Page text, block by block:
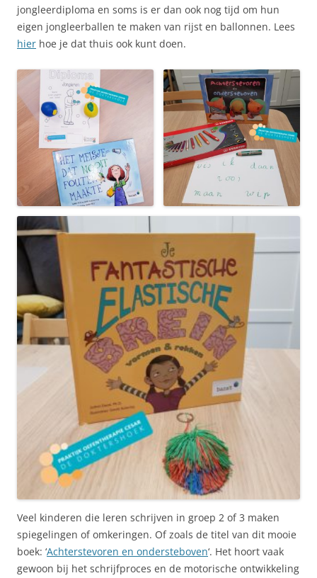
jongleerdiploma en soms is er dan ook nog tijd om hun
eigen jongleerballen te maken van rijst en ballonnen. Lees
hier hoe je dat thuis ook kunt doen.
Veel kinderen die leren schrijven in groep 2 of 3 maken
spiegelingen of omkeringen. Of zoals de titel van dit mooie
boek: ‘Achterstevoren en ondersteboven‘. Het hoort vaak
gewoon bij het schrijfproces en de motorische ontwikkeling